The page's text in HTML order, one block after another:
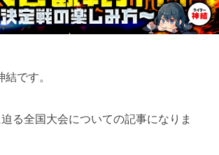
です。
る全国大会についての記事になりま